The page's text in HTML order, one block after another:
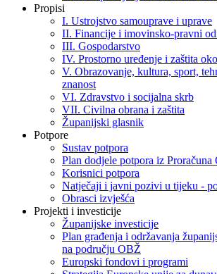
Propisi
I. Ustrojstvo samouprave i uprave
II. Financije i imovinsko-pravni
III. Gospodarstvo
IV. Prostorno uređenje i zaštita
V. Obrazovanje, kultura, sport,
znanost
VI. Zdravstvo i socijalna skrb
VII. Civilna obrana i zaštita
Županijski glasnik
Potpore
Sustav potpora
Plan dodjele potpora iz Proračuna
Korisnici potpora
Natječaji i javni pozivi u tijeku -
Obrasci izvješća
Projekti i investicije
Županijske investicije
Plan građenja i održavanja
na području OBŽ
Europski fondovi i programi